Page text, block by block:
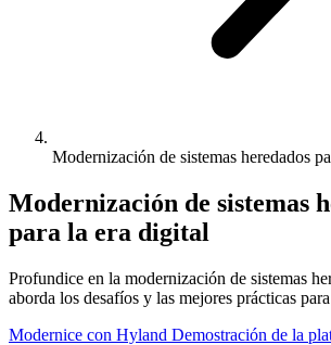
Modernización de sistemas heredados
Modernización de sistemas
para la era digital
Profundice en la modernización de sistemas
aborda los desafíos y las mejores prácticas
Modernice con Hyland Demostración de la